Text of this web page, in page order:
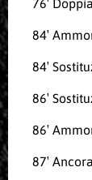
76′
84′
84′
86′
86′
87′